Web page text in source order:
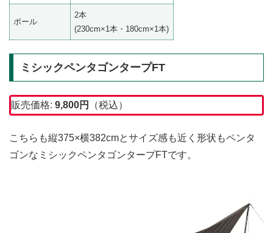
ポール
2本
(230cm×1本・180cm×1本)
ミシックペンタゴンタープFT
販売価格: 9,800円 （税込）
こちらも縦375×横382cmとサイズ感も近く形状もペンタ
ゴンなミシックペンタゴンタープFTです。